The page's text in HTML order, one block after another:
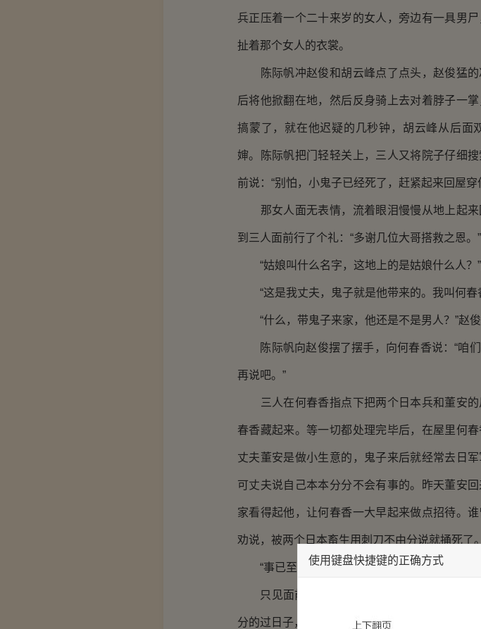
兵正压着一个二十来岁的女人，旁边有一具男
扯着那个女人的衣裳。
陈际帆冲赵俊和胡云峰点了点头，赵俊猛的
后将他掀翻在地，然后反身骑上去对着脖子一
搞蒙了，就在他迟疑的几秒钟，胡云峰从后面
婶。陈际帆把门轻轻关上，三人又将院子仔细
前说：“别怕，小鬼子已经死了，赶紧起来回屋穿
那女人面无表情，流着眼泪慢慢从地上起来
到三人面前行了个礼：“多谢几位大哥搭救之恩。”
“姑娘叫什么名字，这地上的是姑娘什么人？”
“这是我丈夫，鬼子就是他带来的。我叫何春
“什么，带鬼子来家，他还是不是男人？”赵俊
陈际帆向赵俊摆了摆手，向何春香说：“咱们
再说吧。”
三人在何春香指点下把两个日本兵和董安的
春香藏起来。等一切都处理完毕后，在屋里何
丈夫董安是做小生意的，鬼子来后就经常去日
可丈夫说自己本本分分不会有事的。昨天董安
家看得起他，让何春香一大早起来做点招待。
劝说，被两个日本畜生用刺刀不由分说就捅死了
“事已至此，不知何太太有何打算？”陈际帆小
只见面前的何春香两眼含泪目无表情地自言
分的过日子，全家都会平安的。”
使用键盘快捷键的正确方式